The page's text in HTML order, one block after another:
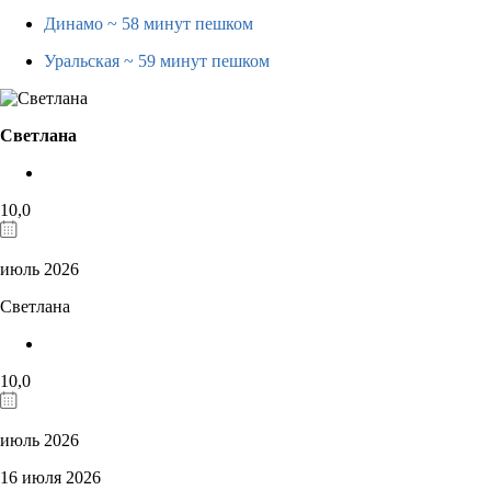
Динамо ~ 58 минут пешком
Уральская ~ 59 минут пешком
Светлана
10,0
июль 2026
Светлана
10,0
июль 2026
16 июля 2026